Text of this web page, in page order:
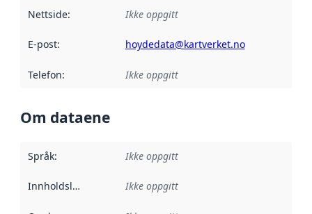
Nettside: Ikke oppgitt
E-post: hoydedata@kartverket.no
Telefon: Ikke oppgitt
Om dataene
Språk: Ikke oppgitt
Innholdsleverandører :
Ikke oppgitt